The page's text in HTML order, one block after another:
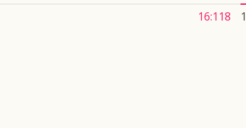
16:118